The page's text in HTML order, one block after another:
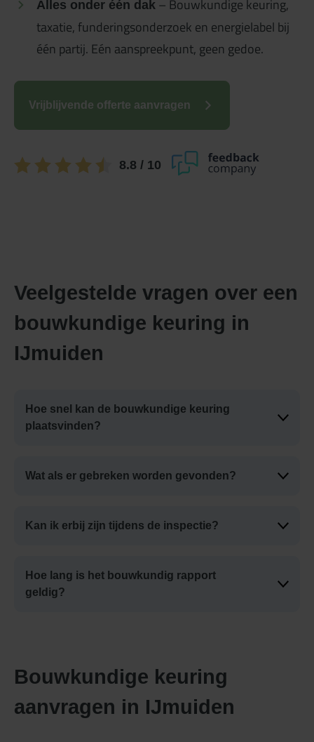
Alles onder één dak – Bouwkundige keuring,
taxatie, funderingsonderzoek en energielabel bij
één partij. Eén aanspreekpunt, geen gedoe.
Vrijblijvende offerte aanvragen
8.8 / 10
Veelgestelde vragen over een
bouwkundige keuring in
IJmuiden
Hoe snel kan de bouwkundige keuring
plaatsvinden?
Wat als er gebreken worden gevonden?
Kan ik erbij zijn tijdens de inspectie?
Hoe lang is het bouwkundig rapport
geldig?
Bouwkundige keuring
aanvragen in IJmuiden